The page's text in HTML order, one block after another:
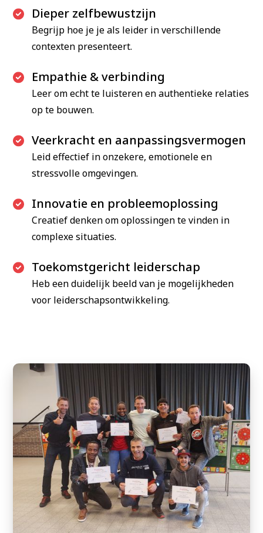
Dieper zelfbewustzijn
Begrijp hoe je je als leider in verschillende
contexten presenteert.
Empathie & verbinding
Leer om echt te luisteren en authentieke relaties
op te bouwen.
Veerkracht en aanpassingsvermogen
Leid effectief in onzekere, emotionele en
stressvolle omgevingen.
Innovatie en probleemoplossing
Creatief denken om oplossingen te vinden in
complexe situaties.
Toekomstgericht leiderschap
Heb een duidelijk beeld van je mogelijkheden
voor leiderschapsontwikkeling.